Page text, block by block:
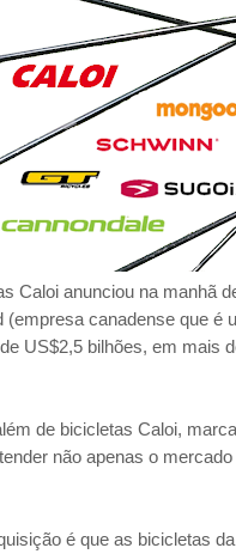
Caloi anunciou na manhã
(empresa canadense que
US$2,5 bilhões, em mais
de bicicletas Caloi,
não apenas o
é que as bicicletas